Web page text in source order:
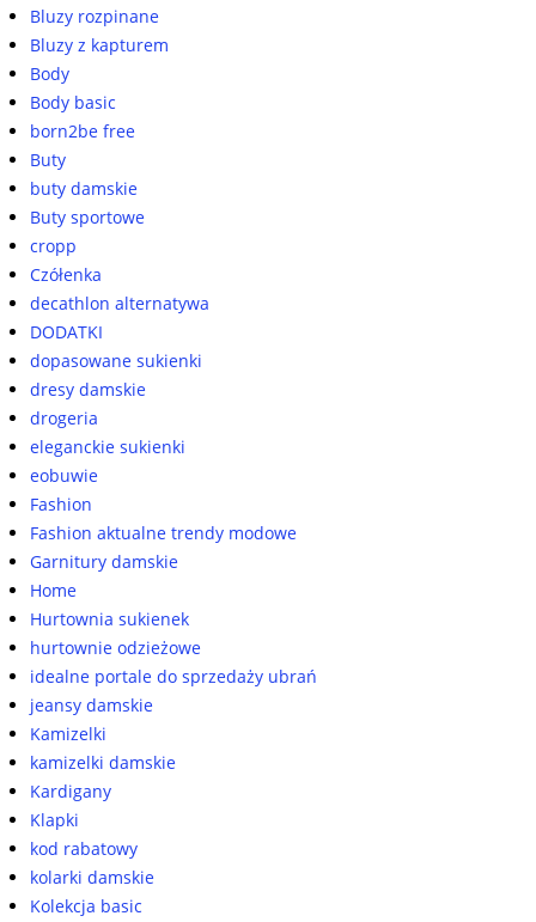
Bluzy rozpinane
Bluzy z kapturem
Body
Body basic
born2be free
Buty
buty damskie
Buty sportowe
cropp
Czółenka
decathlon alternatywa
DODATKI
dopasowane sukienki
dresy damskie
drogeria
eleganckie sukienki
eobuwie
Fashion
Fashion aktualne trendy modowe
Garnitury damskie
Home
Hurtownia sukienek
hurtownie odzieżowe
idealne portale do sprzedaży ubrań
jeansy damskie
Kamizelki
kamizelki damskie
Kardigany
Klapki
kod rabatowy
kolarki damskie
Kolekcja basic